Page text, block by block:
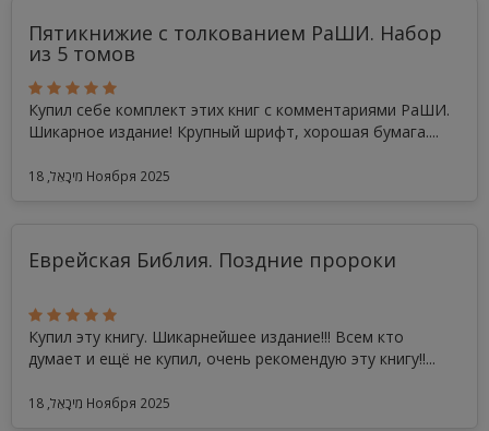
Пятикнижие с толкованием РаШИ. Набор
из 5 томов
Купил себе комплект этих книг с комментариями РаШИ.
Шикарное издание! Крупный шрифт, хорошая бумага....
מִיכָאֵל, 18 Ноября 2025
Еврейская Библия. Поздние пророки
Купил эту книгу. Шикарнейшее издание!!! Всем кто
думает и ещё не купил, очень рекомендую эту книгу!!...
מִיכָאֵל, 18 Ноября 2025